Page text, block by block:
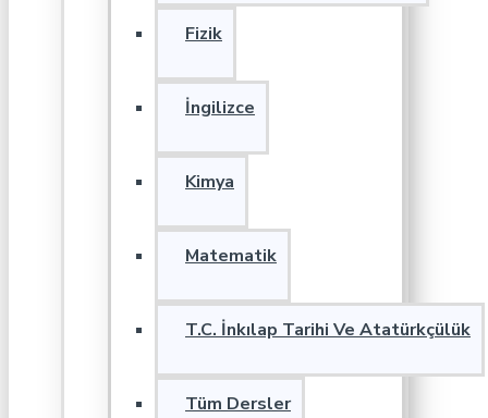
Fizik
İngilizce
Kimya
Matematik
T.C. İnkılap Tarihi Ve Atatürkçülük
Tüm Dersler